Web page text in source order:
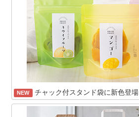
NEW チャック付スタンド袋に新色登場